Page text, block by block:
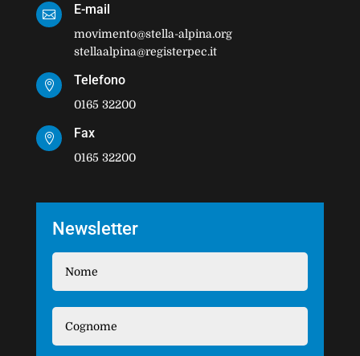
 E-mail
movimento@stella-alpina.org
stellaalpina@registerpec.it
 Telefono
0165 32200
 Fax
0165 32200
Newsletter